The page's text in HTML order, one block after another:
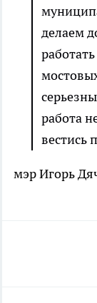
делаем
работа
вестись
мэр Игорь